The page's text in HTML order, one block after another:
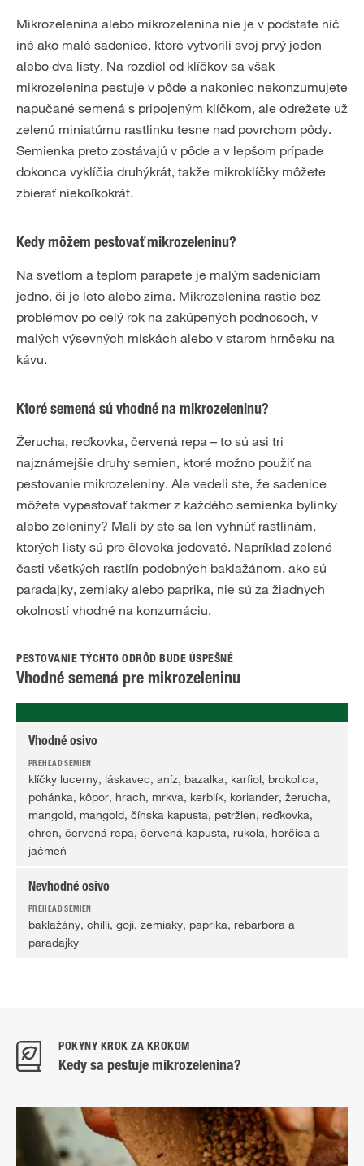
Mikrozelenina alebo mikrozelenina nie je v podstate nič
iné ako malé sadenice, ktoré vytvorili svoj prvý jeden
alebo dva listy. Na rozdiel od klíčkov sa však
mikrozelenina pestuje v pôde a nakoniec nekonzumujete
napučané semená s pripojeným klíčkom, ale odrežete už
zelenú miniatúrnu rastlinku tesne nad povrchom pôdy.
Semienka preto zostávajú v pôde a v lepšom prípade
dokonca vyklíčia druhýkrát, takže mikroklíčky môžete
zbierať niekoľkokrát.
Kedy môžem pestovať mikrozeleninu?
Na svetlom a teplom parapete je malým sadeniciam
jedno, či je leto alebo zima. Mikrozelenina rastie bez
problémov po celý rok na zakúpených podnosoch, v
malých výsevných miskách alebo v starom hrnčeku na
kávu.
Ktoré semená sú vhodné na mikrozeleninu?
Žerucha, reďkovka, červená repa – to sú asi tri
najznámejšie druhy semien, ktoré možno použiť na
pestovanie mikrozeleniny. Ale vedeli ste, že sadenice
môžete vypestovať takmer z každého semienka bylinky
alebo zeleniny? Mali by ste sa len vyhnúť rastlinám,
ktorých listy sú pre človeka jedovaté. Napríklad zelené
časti všetkých rastlín podobných baklažánom, ako sú
paradajky, zemiaky alebo paprika, nie sú za žiadnych
okolností vhodné na konzumáciu.
PESTOVANIE TÝCHTO ODRÔD BUDE ÚSPEŠNÉ
Vhodné semená pre mikrozeleninu
Vhodné osivo
klíčky lucerny, láskavec, aníz, bazalka, karfiol, brokolica,
pohánka, kôpor, hrach, mrkva, kerblík, koriander, žerucha,
mangold, mangold, čínska kapusta, petržlen, reďkovka,
chren, červená repa, červená kapusta, rukola, horčica a
jačmeň
Nevhodné osivo
baklažány, chilli, goji, zemiaky, paprika, rebarbora a
paradajky
POKYNY KROK ZA KROKOM
Kedy sa pestuje mikrozelenina?